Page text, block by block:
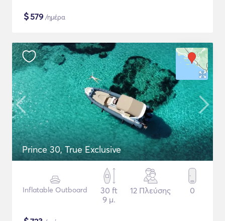
$579 /ημέρα
Prince 30, True Exclusive
Inflatable Outboard
30 ft
9 μ.
12 Πλεύσης 0